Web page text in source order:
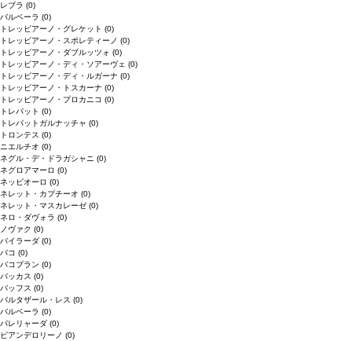
レブラ (0)
バルベーラ (0)
トレッビアーノ・グレケット (0)
トレッビアーノ・スポレティーノ (0)
トレッビアーノ・ダブルッツォ (0)
トレッビアーノ・ディ・ソアーヴェ (0)
トレッビアーノ・ディ・ルガーナ (0)
トレッビアーノ・トスカーナ (0)
トレッビアーノ・プロカニコ (0)
トレパット (0)
トレパットガルナッチャ (0)
トロンテス (0)
ニエルチオ (0)
ネグル・デ・ドラガシャニ (0)
ネグロアマーロ (0)
ネッビオーロ (0)
ネレット・カプチーオ (0)
ネレット・マスカレーゼ (0)
ネロ・ダヴォラ (0)
ノヴァク (0)
バイラーダ (0)
バコ (0)
バコブラン (0)
バッカス (0)
バッフス (0)
バルタザール・レス (0)
バルベーラ (0)
パレリャーダ (0)
ピアンデロリーノ (0)